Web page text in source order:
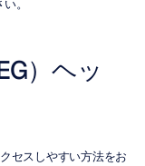
。
）ヘッ
セスしやすい方法をお